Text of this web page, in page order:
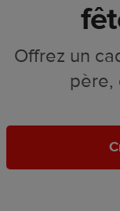
Offrez un
père,